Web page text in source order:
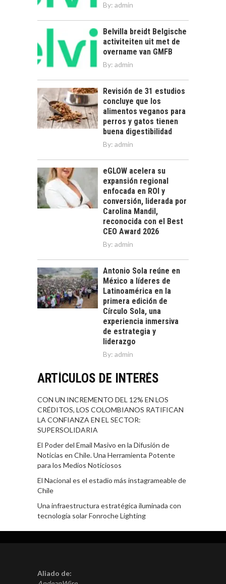
By: admin
Belvilla breidt Belgische
activiteiten uit met de
overname van GMFB
By: admin
Revisión de 31 estudios
concluye que los
alimentos veganos para
perros y gatos tienen
buena digestibilidad
By: admin
eGLOW acelera su
expansión regional
enfocada en ROI y
conversión, liderada por
Carolina Mandil,
reconocida con el Best
CEO Award 2026
By: admin
Antonio Sola reúne en
México a líderes de
Latinoamérica en la
primera edición de
Círculo Sola, una
experiencia inmersiva
de estrategia y
liderazgo
By: admin
ARTÍCULOS DE INTERÉS
CON UN INCREMENTO DEL 12% EN LOS
CRÉDITOS, LOS COLOMBIANOS RATIFICAN
LA CONFIANZA EN EL SECTOR:
SUPERSOLIDARIA
El Poder del Email Masivo en la Difusión de
Noticias en Chile. Una Herramienta Potente
para los Medios Noticiosos
El Nacional es el estadio más instagrameable de
Chile
Una infraestructura estratégica iluminada con
tecnología solar Fonroche Lighting
Aliado de: